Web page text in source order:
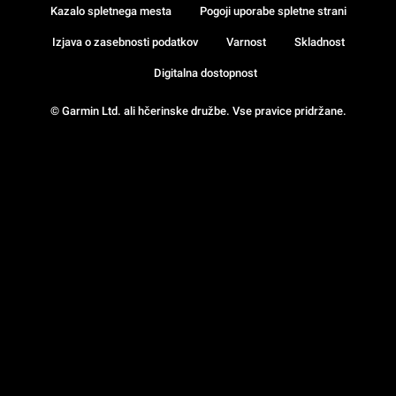
© Garmin Ltd. ali hčerinske družbe. Vse pravice pridržane.
Kazalo spletnega mesta Pogoji uporabe spletne strani
Izjava o zasebnosti podatkov Varnost Skladnost
Digitalna dostopnost